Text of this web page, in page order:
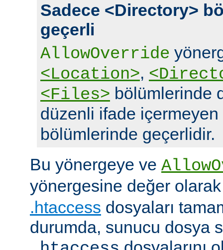
Sadece <Directory>
geçerli
AllowOverride
<Location>,
<Files> bölümlerinde
düzenli ifade içermeyen
bölümlerinde geçerlidir.
Bu yönergeye ve
yönergesine değer
.htaccess dosyaları
durumda, sunucu dosya